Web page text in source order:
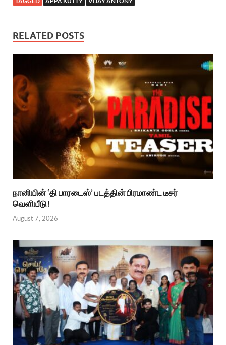
RELATED POSTS
நானியின் ‘தி பாரடைஸ்’ படத்தின் பிரமாண்ட டீசர்
வெளியீடு!
August 7, 2026